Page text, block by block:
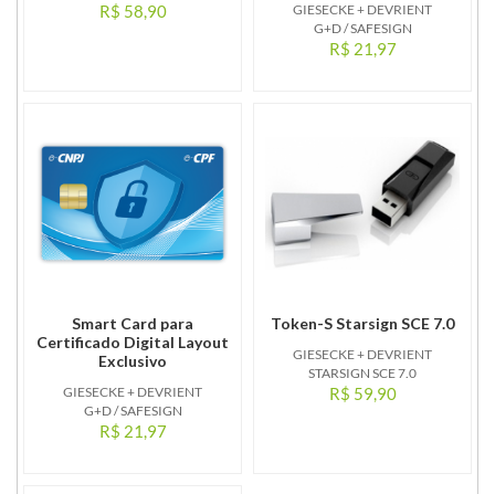
R$ 58,90
GIESECKE + DEVRIENT
G+D / SAFESIGN
R$ 21,97
GIESECKE + DEVRIENT
G+D / SAFESIGN
Smart Card para
Certificado Digital Layout
Exclusivo
R$ 21,97
GIESECKE + DEVRIENT
STARSIGN SCE 7.0
Token-S Starsign SCE 7.0
R$ 59,90